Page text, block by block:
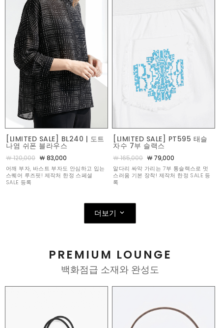
[LIMITED SALE] BL240 | 도트
나염 쉬폰 블라우스
￦ 120,000 ￦ 83,000
어깨 부자, 바스트 부자도 안심하고 입는
스퀘어 루즈핏! 제작처 한정 스페셜
SALE 등록
[LIMITED SALE] PT595 태슬
자수 7부 슬랙스
￦ 165,000 ￦ 79,000
알다리 싸악 가리는 7부 통슬랙스로 멋
스러움 기본 장착! 제작처 한정 SALE 등
록
더보기
PREMIUM LOUNGE
백화점급 소재와 완성도